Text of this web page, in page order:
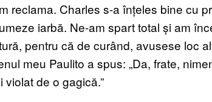
reclama. Charles s-a înțeles bine cu
iarbă. Ne-am spart total și am
pentru că de curând, avusese loc
meu Paulito a spus: „Da, frate,
violat de o gagică.”